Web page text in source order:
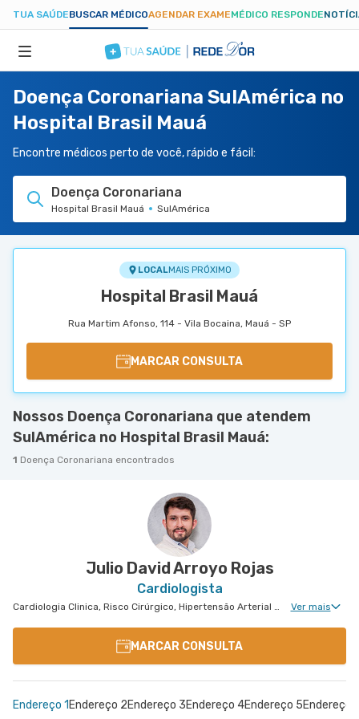
TUA SAÚDEBUSCAR MÉDICOAGENDAR EXAMEMÉDICO RESPONDE
ESPECIALIDADES
HOSPITAIS
TUASAUDE.COM
Doença Coronariana SulAmérica no
Hospital Brasil Mauá
Encontre médicos perto de você, rápido e fácil:
Doença Coronariana
Hospital Brasil Mauá SulAmérica
LOCALMAIS PRÓXIMO
Hospital Brasil Mauá
Rua Martim Afonso, 114 - Vila Bocaina, Mauá - SP
MARCAR CONSULTA
Nossos Doença Coronariana que atendem
SulAmérica no Hospital Brasil Mauá:
1 Doença Coronariana encontrados
Julio David Arroyo Rojas
Cardiologista
Cardiologia Clinica, Risco Cirúrgico, Hipertensão Arterial Refratária, Doença Coronariana, Tratamento de Miocardiopatia Ver mais
MARCAR CONSULTA
Endereço 1 Endereço 2Endereço 3Endereço 4Endereço 5Endereço